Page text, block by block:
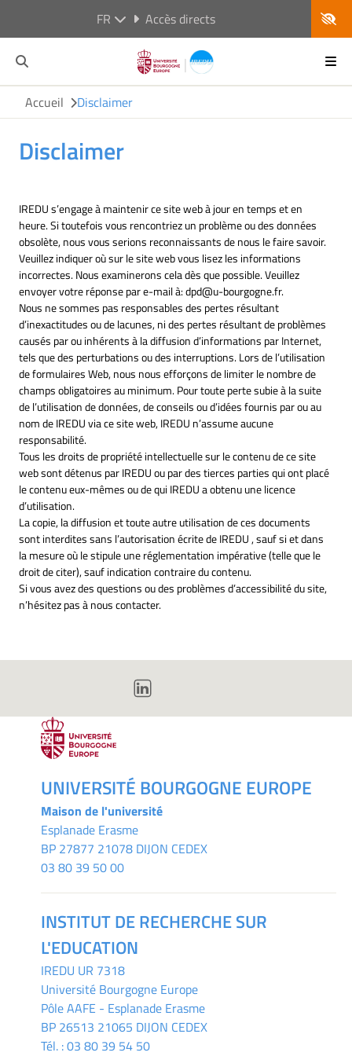
FR Accès directs
Accueil Disclaimer
Disclaimer
IREDU s’engage à maintenir ce site web à jour en temps et en
heure. Si toutefois vous rencontriez un problème ou des données
obsolète, nous vous serions reconnaissants de nous le faire savoir.
Veuillez indiquer où sur le site web vous lisez les informations
incorrectes. Nous examinerons cela dès que possible. Veuillez
envoyer votre réponse par e-mail à:dpd@u-bourgogne.fr.
Nous ne sommes pas responsables des pertes résultant
d’inexactitudes ou de lacunes, ni des pertes résultant de problèmes
causés par ou inhérents à la diffusion d’informations par Internet,
tels que des perturbations ou des interruptions. Lors de l’utilisation
de formulaires Web, nous nous efforçons de limiter le nombre de
champs obligatoires au minimum. Pour toute perte subie à la suite
de l’utilisation de données, de conseils ou d’idées fournis par ou au
nom de IREDU via ce site web, IREDU n’assume aucune
responsabilité.
Tous les droits de propriété intellectuelle sur le contenu de ce site
web sont détenus par IREDU ou par des tierces parties qui ont placé
le contenu eux-mêmes ou de qui IREDU a obtenu une licence
d’utilisation.
La copie, la diffusion et toute autre utilisation de ces documents
sont interdites sans l’autorisation écrite de IREDU , sauf si et dans
la mesure où le stipule une réglementation impérative (telle que le
droit de citer), sauf indication contraire du contenu.
Si vous avez des questions ou des problèmes d’accessibilité du site,
n’hésitez pas à nous contacter.
UNIVERSITÉ BOURGOGNE EUROPE
Maison de l'université
Esplanade Erasme
BP 27877 21078 DIJON CEDEX
03 80 39 50 00
INSTITUT DE RECHERCHE SUR
L'EDUCATION
IREDU UR 7318
Université Bourgogne Europe
Pôle AAFE - Esplanade Erasme
BP 26513 21065 DIJON CEDEX
Tél. :03 80 39 54 50